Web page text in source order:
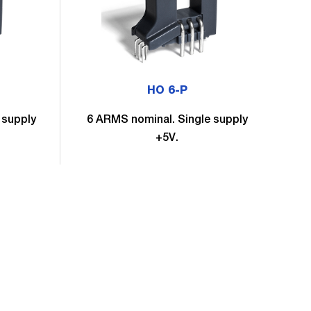
supply
HO 6-P
6 ARMS nominal. Single supply
+5V.